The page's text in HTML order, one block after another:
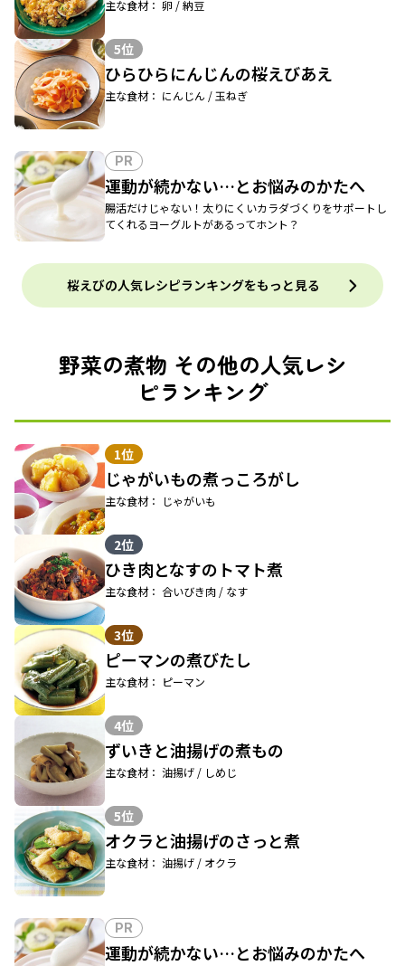
主な食材： 卵 / 納豆
5位
ひらひらにんじんの桜えびあえ
主な食材： にんじん / 玉ねぎ
PR
運動が続かない…とお悩みのかたへ
腸活だけじゃない！太りにくいカラダづくりをサポートし
てくれるヨーグルトがあるってホント？
桜えびの人気レシピランキングをもっと見る
野菜の煮物 その他の人気レシ
ピランキング
1位
じゃがいもの煮っころがし
主な食材： じゃがいも
2位
ひき肉となすのトマト煮
主な食材： 合いびき肉 / なす
3位
ピーマンの煮びたし
主な食材： ピーマン
4位
ずいきと油揚げの煮もの
主な食材： 油揚げ / しめじ
5位
オクラと油揚げのさっと煮
主な食材： 油揚げ / オクラ
PR
運動が続かない…とお悩みのかたへ